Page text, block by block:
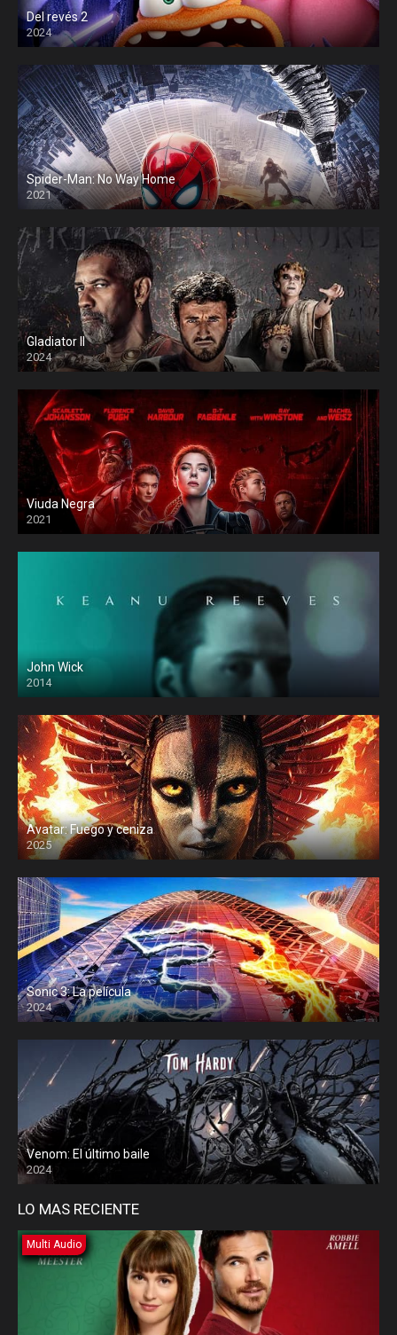
Del revés 2
2024
Spider-Man: No Way Home
2021
Gladiator II
2024
Viuda Negra
2021
John Wick
2014
Avatar: Fuego y ceniza
2025
Sonic 3: La película
2024
Venom: El último baile
2024
LO MAS RECIENTE
Multi Audio